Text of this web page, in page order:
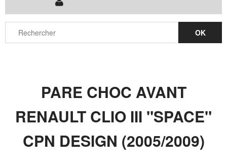
PARE CHOC AVANT
RENAULT CLIO III "SPACE"
CPN DESIGN (2005/2009)